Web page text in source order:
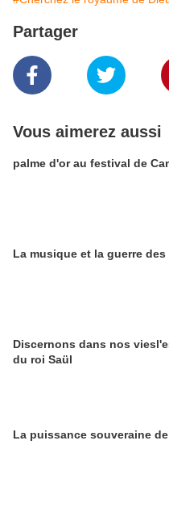
Partager
Vous aimerez aussi
palme d'or au festival de
Discernons dans nos
du roi Saül
La puissance